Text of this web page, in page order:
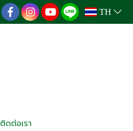
TH
ติดต่อเรา